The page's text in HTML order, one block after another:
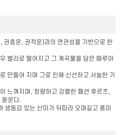
권층운, 권적운)과의 연관성을 기반으로 한
밸리로 떨어지고 그 계곡물을 담은 떼루아
만들어 지며 그로 인해 신선하고 서늘한 기
느껴지며, 청량하고 강렬한 패션 후르츠,
돋운다.
생동감 있는 산미가 뒤따라 오며길고 풍미